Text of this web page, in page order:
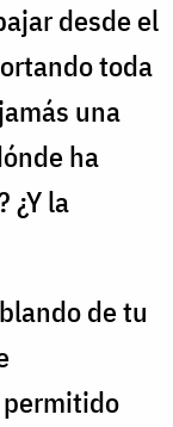
desde el
toda
una
ha
¿Y la
de tu
permitido